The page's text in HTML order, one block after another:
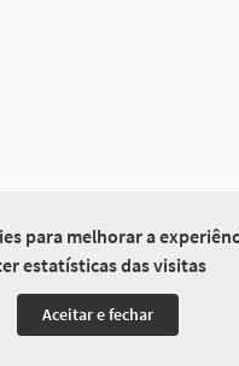
para melhorar a
estatísticas das visitas
Aceitar e fechar